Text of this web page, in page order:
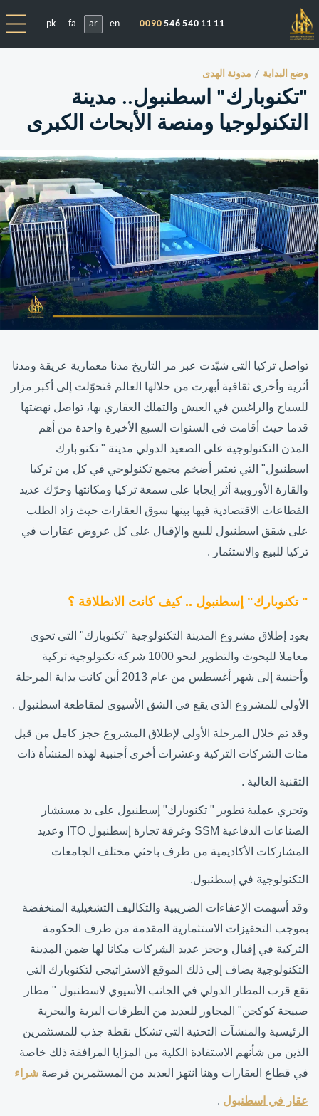
0090 546 540 11 11
en
ar
fa
pk
وضع البداية مدونة الهدى
"تكنوبارك" اسطنبول.. مدينة
التكنولوجيا ومنصة الأبحاث الكبرى
تواصل تركيا التي شيّدت عبر مر التاريخ مدنا معمارية عريقة ومدنا
أثرية وأخرى ثقافية أبهرت من خلالها العالم فتحوّلت إلى أكبر مزار
للسياح والراغبين في العيش والتملك العقاري بها، تواصل نهضتها
قدما حيث أقامت في السنوات السبع الأخيرة واحدة من أهم
المدن التكنولوجية على الصعيد الدولي مدينة " تكنو بارك
اسطنبول" التي تعتبر أضخم مجمع تكنولوجي في كل من تركيا
والقارة الأوروبية أثر إيجابا على سمعة تركيا ومكانتها وحرّك عديد
القطاعات الاقتصادية فيها بينها سوق العقارات حيث زاد الطلب
على شقق اسطنبول للبيع والإقبال على كل عروض عقارات في
تركيا للبيع والاستثمار .
" تكنوبارك" إسطنبول .. كيف كانت الانطلاقة ؟
يعود إطلاق مشروع المدينة التكنولوجية "تكنوبارك" التي تحوي
معاملا للبحوث والتطوير لنحو 1000 شركة تكنولوجية تركية
وأجنبية إلى شهر أغسطس من عام 2013 أين كانت بداية المرحلة
الأولى للمشروع الذي يقع في الشق الأسيوي لمقاطعة اسطنبول .
وقد تم خلال المرحلة الأولى لإطلاق المشروع حجز كامل من قبل
مئات الشركات التركية وعشرات أخرى أجنبية لهذه المنشأة ذات
التقنية العالية .
وتجري عملية تطوير " تكنوبارك" إسطنبول على يد مستشار
الصناعات الدفاعية SSM وغرفة تجارة إسطنبول ITO وعديد
المشاركات الأكاديمية من طرف باحثي مختلف الجامعات
التكنولوجية في إسطنبول.
وقد أسهمت الإعفاءات الضريبية والتكاليف التشغيلية المنخفضة
بموجب التحفيزات الاستثمارية المقدمة من طرف الحكومة
التركية في إقبال وحجز عديد الشركات مكانا لها ضمن المدينة
التكنولوجية يضاف إلى ذلك الموقع الاستراتيجي لتكنوبارك التي
تقع قرب المطار الدولي في الجانب الأسيوي لاسطنبول " مطار
صبيحة كوكجن" المجاور للعديد من الطرقات البرية والبحرية
الرئيسية والمنشآت التحتية التي تشكل نقطة جذب للمستثمرين
الذين من شأنهم الاستفادة الكلية من المزايا المرافقة ذلك خاصة
في قطاع العقارات وهنا انتهز العديد من المستثمرين فرصة شراء
عقار في اسطنبول .